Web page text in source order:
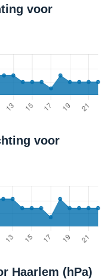
voor
voor
Haarlem (hPa)